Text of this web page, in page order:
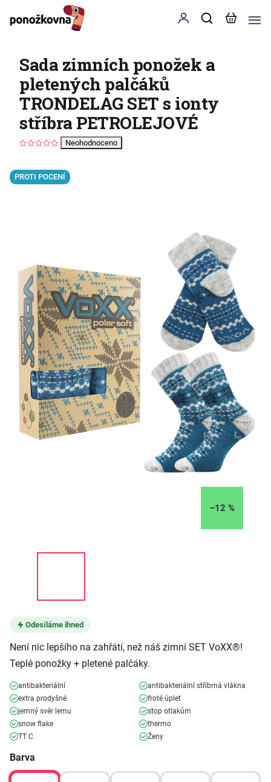
Sada zimních ponožek a
pletených palčáků
TRONDELAG SET s ionty
stříbra PETROLEJOVÉ
Neohodnoceno
PROTI POCENÍ
–12 %
Odesíláme ihned
Není nic lepšího na zahřátí, než náš zimní SET VoXX®!
Teplé ponožky + pletené palčáky.
antibakteriální
antibakteriální stříbrná vlákna
extra prodyšné
froté úplet
jemný svěr lemu
stop otlakům
snow flake
thermo
TT C
Ženy
Barva